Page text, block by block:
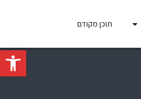
פתח
תוכן מקודם